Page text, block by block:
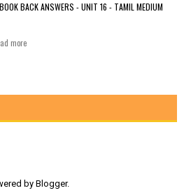
BACK ANSWERS - UNIT 16 - TAMIL MEDIUM
more
byBlogger.